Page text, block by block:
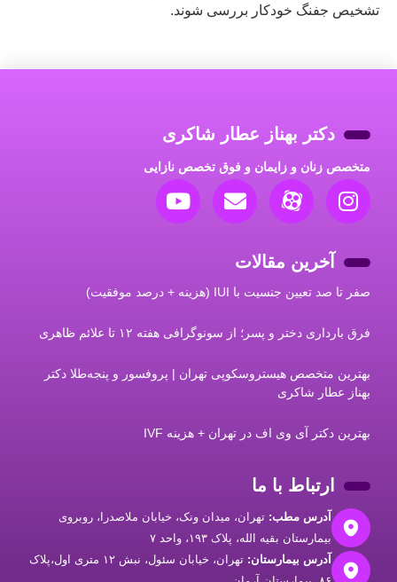
تشخیص جفنگ خودکار بررسی شوند.
دکتر بهناز عطار شاکری
متخصص زنان و زایمان و فوق تخصص نازایی
آخرین مقالات
صفر تا صد تعیین جنسیت با IUI (هزینه + درصد موفقیت)
فرق بارداری دختر و پسر؛ از سونوگرافی هفته ۱۲ تا علائم ظاهری
بهترین متخصص هیستروسکوپی تهران | پروفسور و پنجه‌طلا دکتر
بهناز عطار شاکری
بهترین دکتر آی وی اف در تهران + هزینه IVF
ارتباط با ما
آدرس مطب: تهران، میدان ونک، خیابان ملاصدرا، روبروی
بیمارستان بقیه الله، پلاک ۱۹۳، واحد ۷
آدرس بیمارستان:
تهران، خيابان سئول، نبش ۱۲ متری اول،پلاک